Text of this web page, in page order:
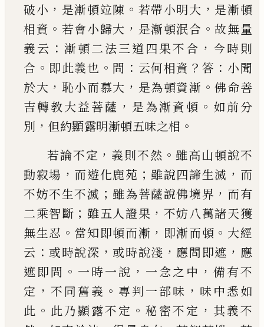
破小 ， 是漸頓竝陳 。 若帶小明大 ， 是漸頓
相資 。 若會小歸大 ， 是漸頓泯合 。故無量
義云 ： 漸頓二法三道四果不合 ， 今時則
合 。 即此義也 。 問 ： 云何相資 ？ 答 ： 小聞
於大 ， 恥小而慕大 ， 是為頓資漸 。佛命善
吉轉教大益菩薩 ， 是為漸資頓 。 如前分
別 ， 但約顯露明漸頓五味之相 。
若論不定 ， 義則不然 。雖高山頓說不
動寂場 ， 而遊化鹿苑 ； 雖說四諦生滅 ， 而
不妨不生不滅 ； 雖為菩薩說佛境界 ， 而有
二乘智斷 ； 雖五人證果 ， 不妨八萬諸天獲
無生忍 。 當知即頓而漸 ， 即漸而頓 。 大經
云 ： 或時說深 ， 或時說淺 ， 應問即遮 ， 應
遮即問 。 一時一說 ， 一念之中 ， 備有不
定 ， 不同舊義 。 專判一部味 ， 味中悉如
此 。 此乃顯露不定 。 秘密不定 ， 其義不